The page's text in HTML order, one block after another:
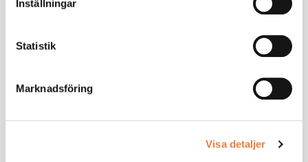
Inställningar
Statistik
Marknadsföring
Visa detaljer